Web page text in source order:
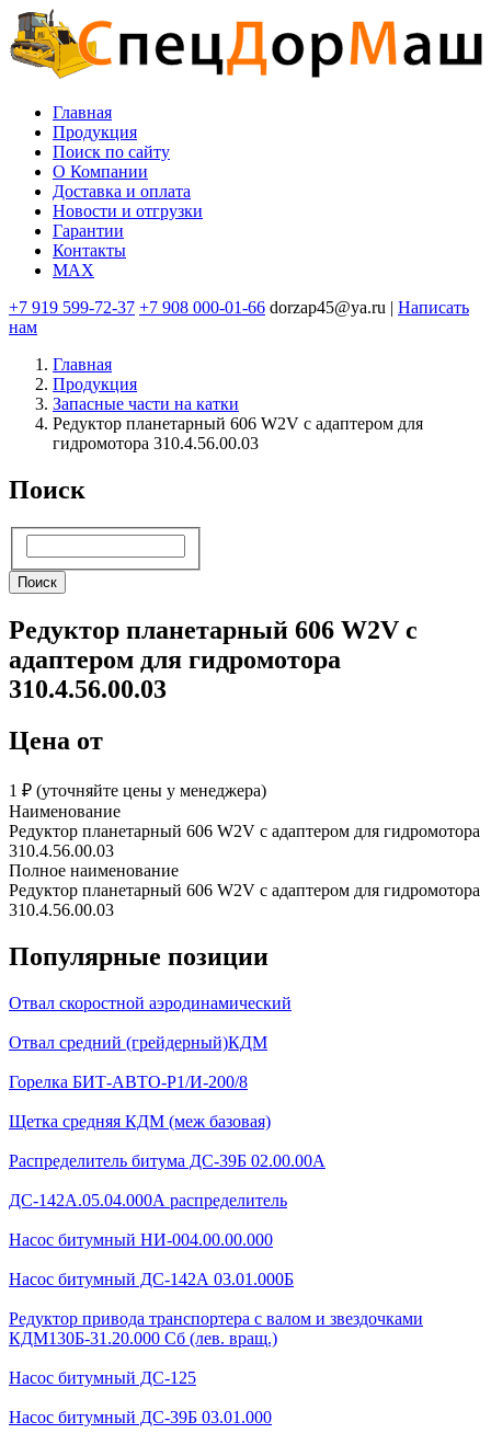
Перейти
к
основному
содержанию
Основная
навигация
Главная
Продукция
Поиск по сайту
O Компании
Доставка и оплата
Новости и отгрузки
Гарантии
Контакты
MAX
+7 919 599-72-37 +7 908 000-01-66 dorzap45@ya.ru | Написать
нам
Главная
Продукция
Запасные части на катки
Редуктор планетарный 606 W2V с адаптером для
гидромотора 310.4.56.00.03
Поиск
Поиск
Редуктор планетарный 606 W2V с
адаптером для гидромотора
310.4.56.00.03
Цена от
1 ₽︁ (уточняйте цены у менеджера)
Наименование
Редуктор планетарный 606 W2V с адаптером для гидромотора
310.4.56.00.03
Полное наименование
Редуктор планетарный 606 W2V с адаптером для гидромотора
310.4.56.00.03
Популярные позиции
Отвал скоростной аэродинамический
Отвал средний (грейдерный)КДМ
Горелка БИТ-АВТО-Р1/И-200/8
Щетка средняя КДМ (меж базовая)
Распределитель битума ДС-39Б 02.00.00А
ДС-142А.05.04.000А распределитель
Насос битумный НИ-004.00.00.000
Насос битумный ДС-142А 03.01.000Б
Редуктор привода транспортера с валом и звездочками
КДМ130Б-31.20.000 Сб (лев. вращ.)
Насос битумный ДС-125
Насос битумный ДС-39Б 03.01.000